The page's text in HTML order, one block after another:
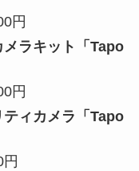
円
ラキット「Tapo
円
ィカメラ「Tapo